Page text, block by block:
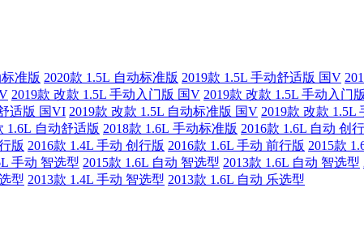
准版 2020款 1.5L 自动标准版 2019款 1.5L 手动舒适版 国V
2019款 改款 1.5L 手动入门版 国V 2019款 改款 1.5L 手动入门
适版 国VI 2019款 改款 1.5L 自动标准版 国V 2019款 改款 1.5L
1.6L 自动舒适版 2018款 1.6L 手动标准版 2016款 1.6L 自动 创
版 2016款 1.4L 手动 创行版 2016款 1.6L 手动 前行版 2015款
手动 智选型 2015款 1.6L 自动 智选型 2013款 1.6L 自动 智选型
型 2013款 1.4L 手动 智选型 2013款 1.6L 自动 乐选型